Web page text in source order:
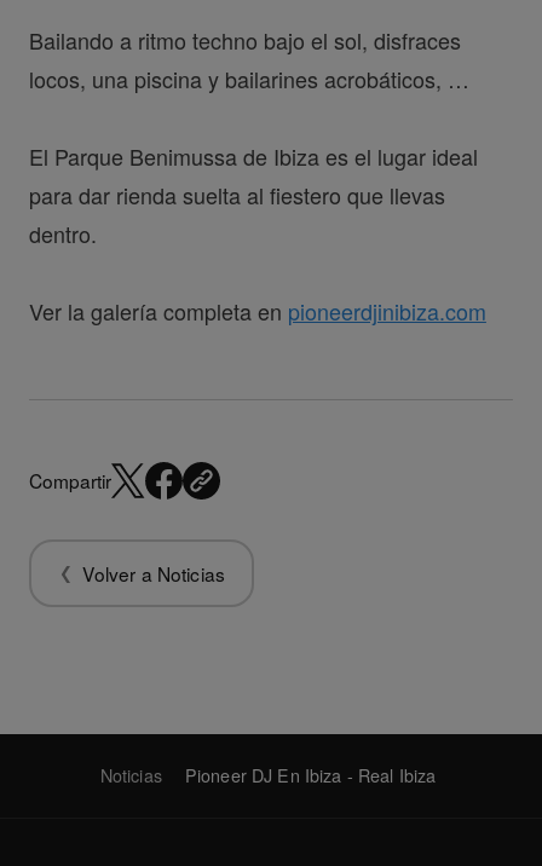
Bailando a ritmo techno bajo el sol, disfraces
locos, una piscina y bailarines acrobáticos, …
El Parque Benimussa de Ibiza es el lugar ideal
para dar rienda suelta al fiestero que llevas
dentro.
Ver la galería completa en pioneerdjinibiza.com
Compartir
Volver a Noticias
Noticias Pioneer DJ En Ibiza - Real Ibiza